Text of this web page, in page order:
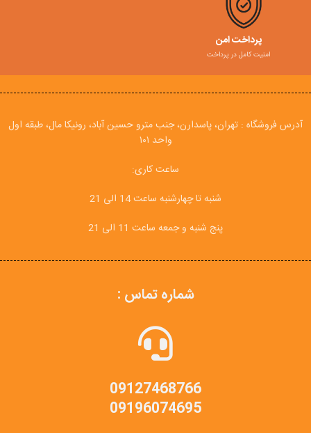
پرداخت امن
امنیت کامل در پرداخت
آدرس فروشگاه : تهران، پاسدارن، جنب مترو حسین آباد، رونیکا مال، طبقه اول
واحد ۱۰۱
ساعت کاری:
شنبه تا چهارشنبه ساعت 14 الی 21
پنج شنبه و جمعه ساعت 11 الی 21
شماره تماس :
09127468766
09196074695